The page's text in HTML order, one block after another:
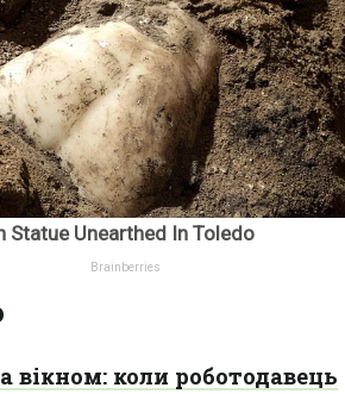
вікном: коли роботодавець